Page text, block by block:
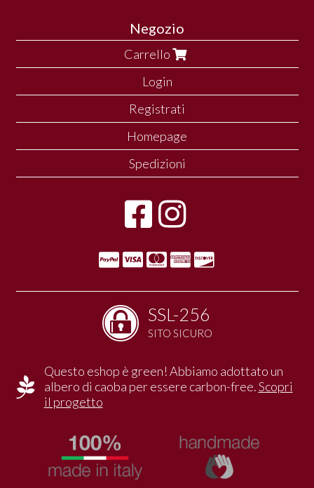
Negozio
Carrello
Login
Registrati
Homepage
Spedizioni
SSL-256
SITO SICURO
Questo eshop è green! Abbiamo adottato un
albero di caoba per essere carbon-free.Scopri
il progetto